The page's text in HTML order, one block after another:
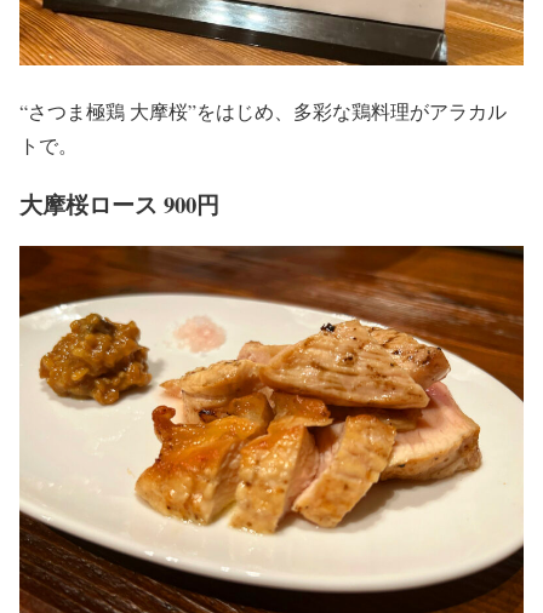
“さつま極鶏 大摩桜”をはじめ、多彩な鶏料理がアラカル
トで。
大摩桜ロース 900円